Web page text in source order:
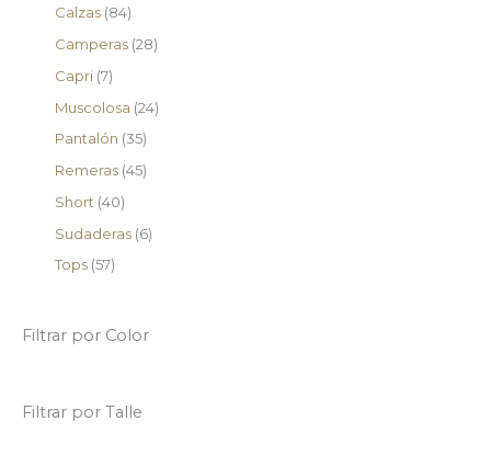
Calzas 84
Camperas 28
Capri 7
Muscolosa 24
Pantalón 35
Remeras 45
Short 40
Sudaderas 6
Tops 57
Filtrar por Color
Filtrar por Talle